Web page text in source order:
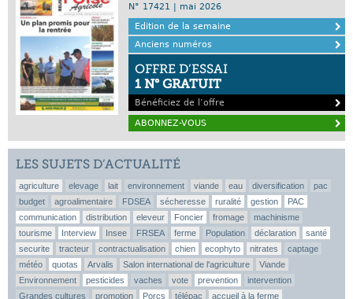
N° 17421 | mai 2026
Edition de la semaine
Anciens numéros
OFFRE D’ESSAI
1 N° GRATUIT
Bénéficiez de l’offre
ABONNEZ-VOUS
LES SUJETS D’ACTUALITÉ
agriculture elevage lait environnement viande eau diversification
pac
budget
agroalimentaire FDSEA sécheresse ruralité gestion
PAC
communication
distribution eleveur Foncier fromage
machinisme
tourisme
Interview Insee FRSEA ferme Population déclaration
santé
securite
tracteur contractualisation chien ecophyto nitrates
captage
météo
quotas Arvalis Salon international de l'agriculture
Viande
Environnement
pesticides vaches vote prevention
intervention
Grandes cultures
promotion Porcs télépac accueil à la ferme